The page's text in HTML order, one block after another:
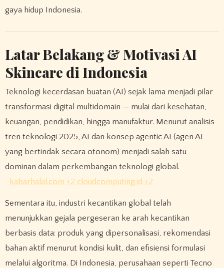
gaya hidup Indonesia.
Latar Belakang & Motivasi AI
Skincare di Indonesia
Teknologi kecerdasan buatan (AI) sejak lama menjadi pilar
transformasi digital multidomain — mulai dari kesehatan,
keuangan, pendidikan, hingga manufaktur. Menurut analisis
tren teknologi 2025, AI dan konsep agentic AI (agen AI
yang bertindak secara otonom) menjadi salah satu
dominan dalam perkembangan teknologi global.
kabarhalal.com +2 cloudcomputing.id +2
Sementara itu, industri kecantikan global telah
menunjukkan gejala pergeseran ke arah kecantikan
berbasis data: produk yang dipersonalisasi, rekomendasi
bahan aktif menurut kondisi kulit, dan efisiensi formulasi
melalui algoritma. Di Indonesia, perusahaan seperti Tecno